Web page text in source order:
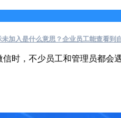
加入是什么意思？企业员工能查看到
时，不少员工和管理员都会